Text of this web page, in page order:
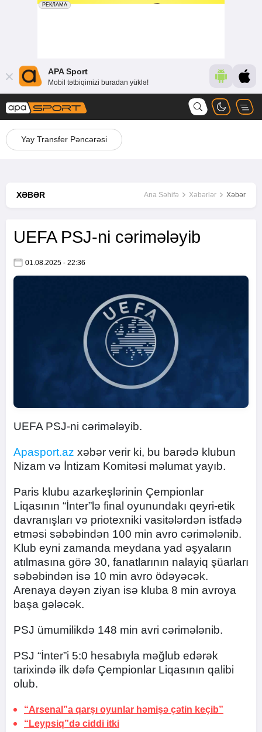
APA Sport
Mobil tətbiqimizi buradan yüklə!
Yay Transfer Pəncərəsi
XƏBƏR Ana Səhifə Xəbərlər Xəbər
UEFA PSJ-ni cərimələyib
01.08.2025 - 22:36
UEFA PSJ-ni cərimələyib.
Apasport.az xəbər verir ki, bu barədə klubun
Nizam və İntizam Komitəsi məlumat yayıb.
Paris klubu azarkeşlərinin Çempionlar
Liqasının “İnter”lə final oyunundakı qeyri-etik
davranışları və priotexniki vasitələrdən istfadə
etməsi səbəbindən 100 min avro cərimələnib.
Klub eyni zamanda meydana yad əşyaların
atılmasına görə 30, fanatlarının nalayiq şüarları
səbəbindən isə 10 min avro ödəyəcək.
Arenaya dəyən ziyan isə kluba 8 min avroya
başa gələcək.
PSJ ümumilikdə 148 min avri cərimələnib.
PSJ “İnter”i 5:0 hesabıyla məğlub edərək
tarixində ilk dəfə Çempionlar Liqasının qalibi
olub.
“Arsenal”a qarşı oyunlar həmişə çətin keçib”
“Leypsiq”də ciddi itki